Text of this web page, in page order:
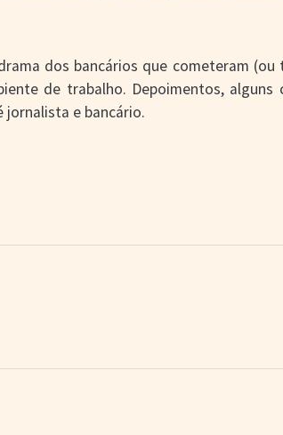
dos bancários que cometeram
de trabalho. Depoimentos,
e bancário.